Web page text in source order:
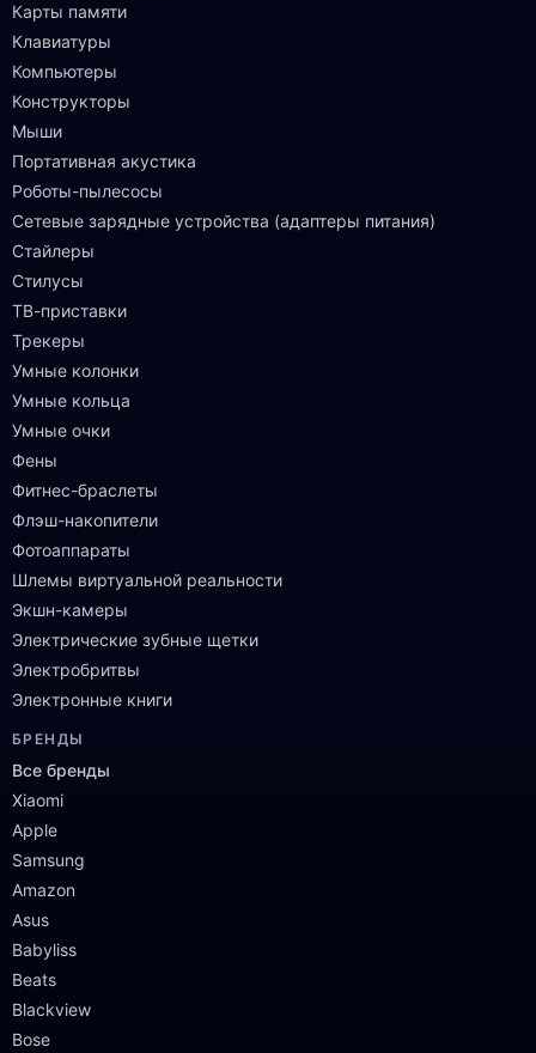
Карты памяти
Клавиатуры
Компьютеры
Конструкторы
Мыши
Портативная акустика
Роботы-пылесосы
Сетевые зарядные устройства (адаптеры питания)
Стайлеры
Стилусы
ТВ-приставки
Трекеры
Умные колонки
Умные кольца
Умные очки
Фены
Фитнес-браслеты
Флэш-накопители
Фотоаппараты
Шлемы виртуальной реальности
Экшн-камеры
Электрические зубные щетки
Электробритвы
Электронные книги
БРЕНДЫ
Все бренды
Xiaomi
Apple
Samsung
Amazon
Asus
Babyliss
Beats
Blackview
Bose